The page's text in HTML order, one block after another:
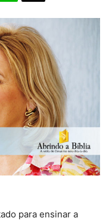
para ensinar a